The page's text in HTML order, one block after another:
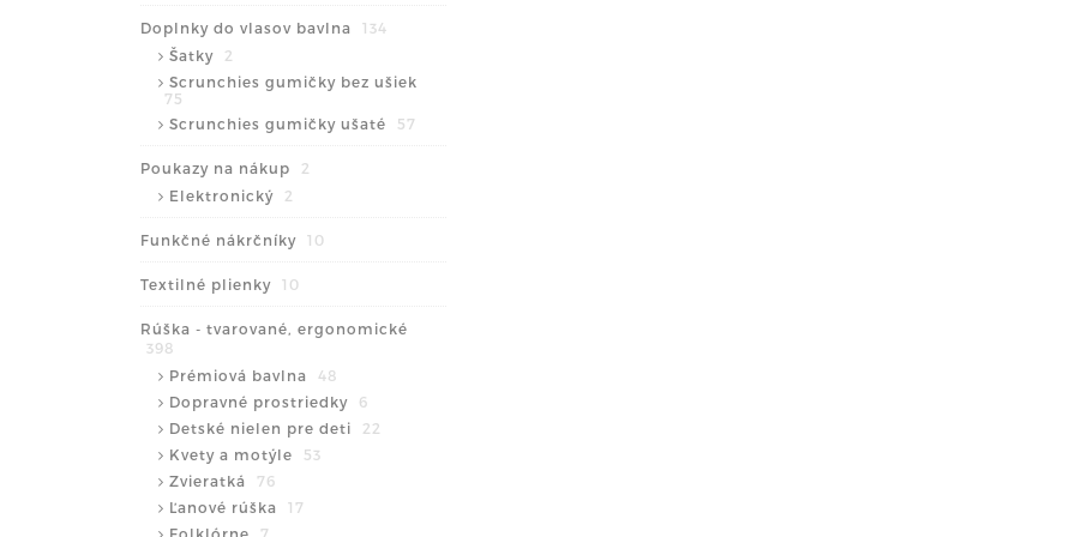
Doplnky do vlasov bavlna
134
Šatky
2
Scrunchies gumičky bez ušiek
75
Scrunchies gumičky ušaté
57
Poukazy na nákup
2
Elektronický
2
Funkčné nákrčníky 10
Textilné plienky 10
Rúška - tvarované, ergonomické
398
Prémiová bavlna
48
Dopravné prostriedky
6
Detské nielen pre deti
22
Kvety a motýle
53
Zvieratká
76
Ľanové rúška
17
Folklórne
7